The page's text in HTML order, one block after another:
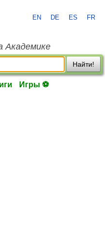
EN DE ES FR
Академике
Найти!
Игры ⚽